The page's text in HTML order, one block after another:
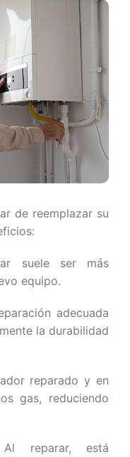
de reemplazar su
suele ser más
equipo.
adecuada
la durabilidad
reparado y en
gas, reduciendo
reparar, está